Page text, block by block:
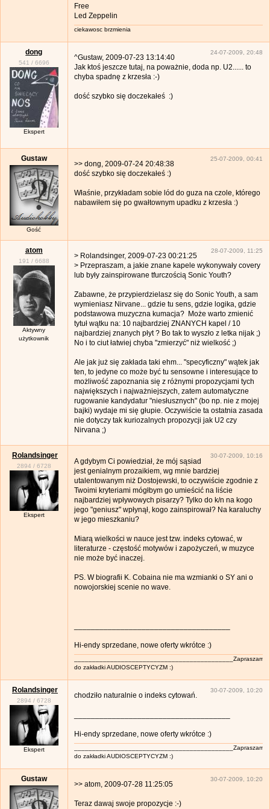
Free
Led Zeppelin
ciekawosc brzmienia
dong
541 / 6696
Ekspert
24-07-2009, 20:48
^Gustaw, 2009-07-23 13:14:40
Jak ktoś jeszcze tutaj, na poważnie, doda np. U2...... to
chyba spadnę z krzesła :-)
dość szybko się doczekałeś :)
Gustaw
Gość
25-07-2009, 00:41
>> dong, 2009-07-24 20:48:38
dość szybko się doczekałeś :)
Właśnie, przykładam sobie lód do guza na czole, którego
nabawiłem się po gwałtownym upadku z krzesła :)
atom
191 / 6688
Aktywny
użytkownik
28-07-2009, 11:25
> Rolandsinger, 2009-07-23 00:21:25
> Przepraszam, a jakie znane kapele wykonywały covery
lub były zainspirowane tfurczością Sonic Youth?
Zabawne, że przypierdzielasz się do Sonic Youth, a sam
wymieniasz Nirvane... gdzie tu sens, gdzie logika, gdzie
podstawowa muzyczna kumacja? Może warto zmienić
tytuł wątku na: 10 najbardziej ZNANYCH kapel / 10
najbardziej znanych płyt ? Bo tak to wyszło z letka nijak ;)
No i to ciut łatwiej chyba "zmierzyć" niż wielkość ;)
Ale jak już się zakłada taki ehm... "specyficzny" wątek jak
ten, to jedyne co może być tu sensowne i interesujące to
możliwość zapoznania się z różnymi propozycjami tych
największych i najważniejszych, zatem automatyczne
rugowanie kandydatur "niesłusznych" (bo np. nie z mojej
bajki) wydaje mi się głupie. Oczywiście ta ostatnia zasada
nie dotyczy tak kuriozalnych propozycji jak U2 czy
Nirvana ;)
Rolandsinger
2894 / 6728
Ekspert
30-07-2009, 10:16
A gdybym Ci powiedział, że mój sąsiad
jest genialnym prozaikiem, wg mnie bardziej
utalentowanym niż Dostojewski, to oczywiście zgodnie z
Twoimi kryteriami mógłbym go umieścić na liście
najbardziej wpływowych pisarzy? Tylko do k/n na kogo
jego "geniusz" wpłynął, kogo zainspirował? Na karaluchy
w jego mieszkaniu?
Miarą wielkości w nauce jest tzw. indeks cytować, w
literaturze - częstość motywów i zapożyczeń, w muzyce
nie może być inaczej.
PS. W biografii K. Cobaina nie ma wzmianki o SY ani o
nowojorskiej scenie no wave.
Hi-endy sprzedane, nowe oferty wkrótce :)
____________________________________________Zapraszam
do zakładki AUDIOSCEPTYCYZM :)
Rolandsinger
2894 / 6728
Ekspert
30-07-2009, 10:20
chodziło naturalnie o indeks cytowań.
Hi-endy sprzedane, nowe oferty wkrótce :)
____________________________________________Zapraszam
do zakładki AUDIOSCEPTYCYZM :)
Gustaw 30-07-2009, 10:20
>> atom, 2009-07-28 11:25:05
Teraz dawaj swoje propozycje :-)